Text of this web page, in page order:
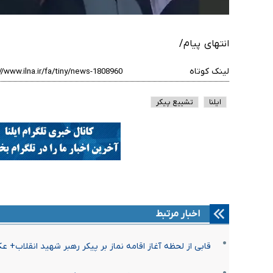
انتهای پیام/
لینک کوتاه
ایلنا تشییع پیکر
اخبار مرتبط
قابی از لحظه آغاز اقامه نماز بر پیکر رهبر شهید